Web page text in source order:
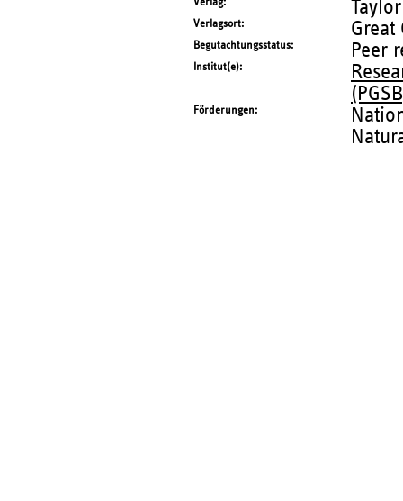
Verlagsort Great
Begutachtungsstatus Peer
Institut(e)
Förderungen